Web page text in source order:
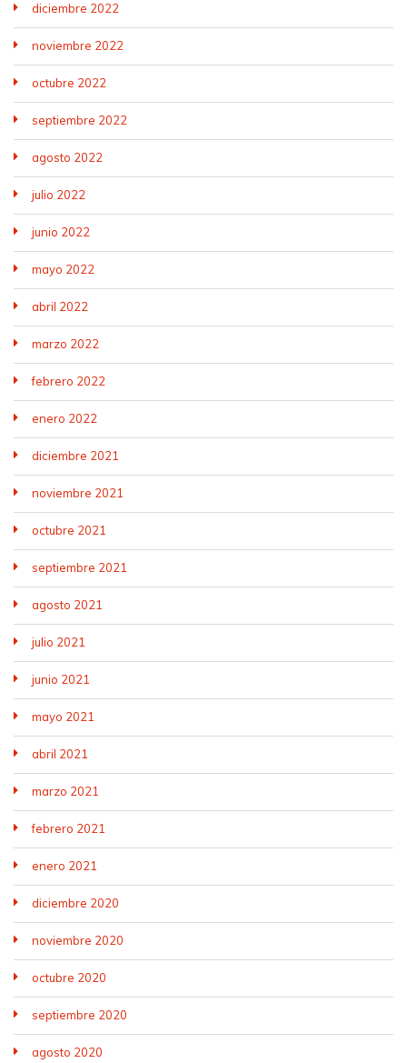
diciembre 2022
noviembre 2022
octubre 2022
septiembre 2022
agosto 2022
julio 2022
junio 2022
mayo 2022
abril 2022
marzo 2022
febrero 2022
enero 2022
diciembre 2021
noviembre 2021
octubre 2021
septiembre 2021
agosto 2021
julio 2021
junio 2021
mayo 2021
abril 2021
marzo 2021
febrero 2021
enero 2021
diciembre 2020
noviembre 2020
octubre 2020
septiembre 2020
agosto 2020